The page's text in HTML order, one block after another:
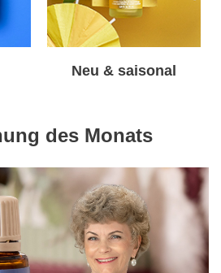
Neu & saisonal
des Monats